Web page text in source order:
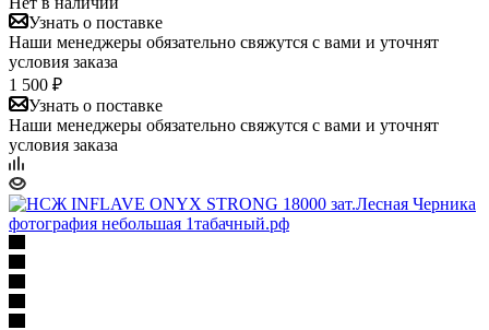
Узнать о поставке
Наши менеджеры обязательно свяжутся с вами и уточнят
условия заказа
1 500 ₽
Узнать о поставке
Наши менеджеры обязательно свяжутся с вами и уточнят
условия заказа